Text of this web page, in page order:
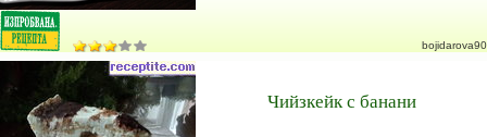
bojidarova90
Чийзкейк с банани